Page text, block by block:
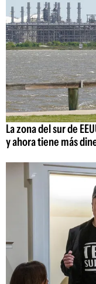
La zona del sur de
y ahora tiene más